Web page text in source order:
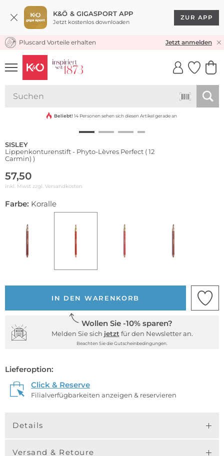
K&Ö & GIGASPORT APP
Jetzt kostenlos downloaden
ZUR APP
KOSTENLOSER VERSAND* & RÜCKVERSAND
Pluscard Vorteile erhalten Jetzt anmelden
UNSERE APP
CLICK &
Beliebt! 14 Personen sehen sich diesen Artikel gerade an
SISLEY
Lippenkonturenstift - Phyto-Lèvres Perfect ( 12
Carmin) )
57,50
inkl. Mwst zzgl. Versandkosten
Farbe: Koralle
IN DEN WARENKORB
Wollen Sie -10% sparen?
Melden Sie sich jetzt für den Newsletter an.
Beachten Sie die Gutscheinbedingungen.
Lieferoption:
Click & Reserve
Filialverfügbarkeiten anzeigen & reservieren
Details
Versand & Retoure